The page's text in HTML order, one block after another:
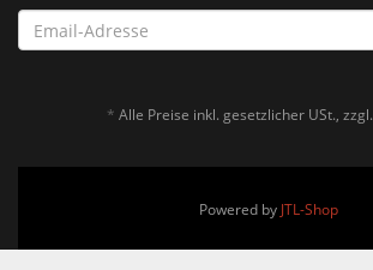
EMAIL-
ADRESSE
* Alle Preise inkl. gesetzlicher USt., zzgl.
Powered by JTL-Shop